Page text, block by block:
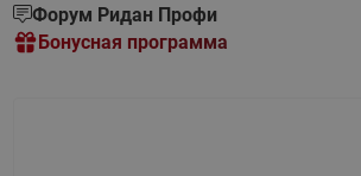
Форум Ридан Профи
Бонусная программа